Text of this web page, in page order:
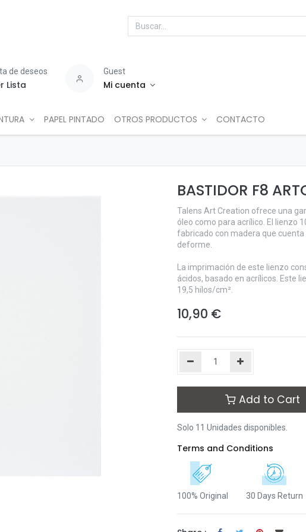
de deseos
Lista
Guest
Mi cuenta
PAPEL PINTADO OTROS PRODUCTOS CONTACTO
BASTIDOR F8
Talens Art Creation ofrece una
óleo como para acrílico. El lienzo
fabricado con madera que cuenta
deforme.
La imprimación de este lienzo
ácidos, basado en acrílicos. Este
19,5 hilos/cm².
10,90 €
Add to Cart
Solo 11 Unidades disponibles.
Terms and Conditions
100% Original 30 Days Return